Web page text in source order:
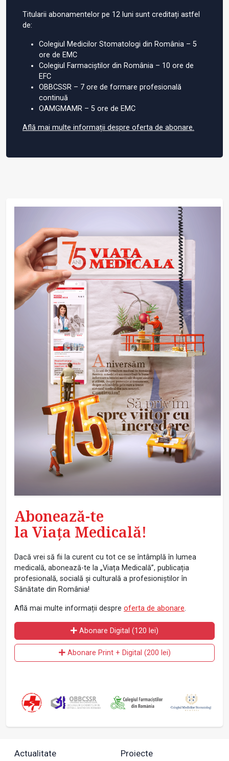
Titularii abonamentelor pe 12 luni sunt creditați astfel
de:
Colegiul Medicilor Stomatologi din România – 5
ore de EMC
Colegiul Farmaciștilor din România – 10 ore de
EFC
OBBCSSR – 7 ore de formare profesională
continuă
OAMGMAMR – 5 ore de EMC
Află mai multe informații despre oferta de abonare.
Abonează-te
la Viața Medicală!
Dacă vrei să fii la curent cu tot ce se întâmplă în lumea
medicală, abonează-te la „Viața Medicală”, publicația
profesională, socială și culturală a profesioniștilor în
Sănătate din România!
Află mai multe informații despre oferta de abonare.
Abonare Digital (120 lei)
Abonare Print + Digital (200 lei)
Actualitate Proiecte